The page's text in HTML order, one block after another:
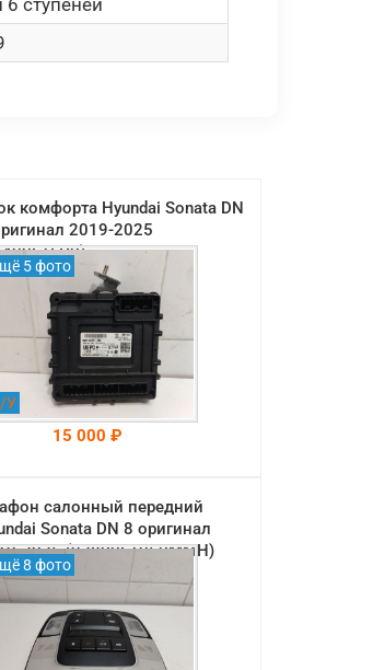
6 ступеней
комфорта Hyundai Sonata DN
2019-2025
5 фото
У
15 000 ₽
На складе: Раменское
-->
салонный передний
Sonata DN 8 оригинал
2025 (92800L1050MMH)
8 фото